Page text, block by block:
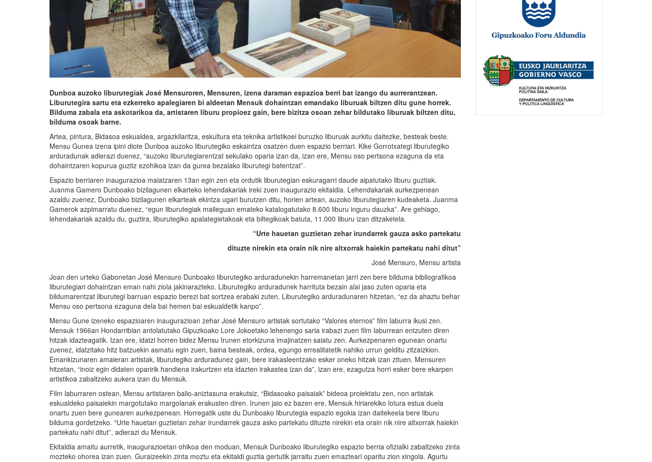
Dunboa auzoko liburutegiak José Mensuroren, Mensuren, izena daraman espazioa berri bat izango du aurrerantzean.
Liburutegira sartu eta ezkerreko apalegiaren bi aldeetan Mensuk dohaintzan emandako liburuak biltzen ditu gune horrek.
Bilduma zabala eta askotarikoa da, artistaren liburu propioez gain, bere bizitza osoan zehar bildutako liburuak biltzen ditu,
bilduma osoak barne.
Artea, pintura, Bidasoa eskualdea, argazkilaritza, eskultura eta teknika artistikoei buruzko liburuak aurkitu daitezke, besteak beste.
Mensu Gunea izena ipini diote Dunboa auzoko liburutegiko eskaintza osatzen duen espazio berriari. Kike Gorrotxategi liburutegiko
arduradunak adierazi duenez, “auzoko liburutegiarentzat sekulako oparia izan da, izan ere, Mensu oso pertsona ezaguna da eta
dohaintzaren kopurua guztiz ezohikoa izan da gurea bezalako liburutegi batentzat”.
Espazio berriaren inaugurazioa maiatzaren 13an egin zen eta ordutik liburutegian eskuragarri daude aipatutako liburu guztiak.
Juanma Gamero Dunboako bizilagunen elkarteko lehendakariak ireki zuen inaugurazio ekitaldia. Lehendakariak aurkezpenean
azaldu zuenez, Dunboako bizilagunen elkarteak ekintza ugari burutzen ditu, horien artean, auzoko liburutegiaren kudeaketa. Juanma
Gamerok azpimarratu duenez, “egun liburutegiak maileguan emateko katalogatutako 8.600 liburu inguru dauzka”. Are gehiago,
lehendakariak azaldu du, guztira, liburutegiko apalategietakoak eta biltegikoak batuta, 11.000 liburu izan ditzaketela.
“Urte hauetan guztietan zehar irundarrek gauza asko partekatu
dituzte nirekin eta orain nik nire altxorrak haiekin partekatu nahi ditut”
José Mensuro, Mensu artista
Joan den urteko Gabonetan José Mensuro Dunboako liburutegiko arduradunekin harremanetan jarri zen bere bilduma bibliografikoa
liburutegiari dohaintzan eman nahi ziola jakinarazteko. Liburutegiko arduradunek harrituta bezain alai jaso zuten oparia eta
bildumarentzat liburutegi barruan espazio berezi bat sortzea erabaki zuten. Liburutegiko arduradunaren hitzetan, “ez da ahaztu behar
Mensu oso pertsona ezaguna dela bai hemen bai eskualdetik kanpo”.
Mensu Gune izeneko espazioaren inaugurazioan zehar José Mensuro artistak sortutako “Valores eternos” film laburra ikusi zen.
Mensuk 1966an Hondarribian antolatutako Gipuzkoako Lore Jokoetako lehenengo saria irabazi zuen film laburrean entzuten diren
hitzak idazteagatik. Izan ere, idatzi horren bidez Mensu Irunen etorkizuna imajinatzen saiatu zen. Aurkezpenaren egunean onartu
zuenez, idatzitako hitz batzuekin asmatu egin zuen, baina besteak, ordea, egungo errealitatetik nahiko urrun gelditu zitzaizkion.
Emankizunaren amaieran artistak, liburutegiko arduradunez gain, bere irakasleentzako esker oneko hitzak izan zituen. Mensuren
hitzetan, “inoiz egin didaten oparirik handiena irakurtzen eta idazten irakastea izan da”, izan ere, ezagutza horri esker bere ekarpen
artistikoa zabaltzeko aukera izan du Mensuk.
Film laburraren ostean, Mensu artistaren balio-aniztasuna erakutsiz, “Bidasoako paisaiak” bideoa proiektatu zen, non artistak
eskualdeko paisaiekin margotutako margolanak erakusten diren. Irunen jaio ez bazen ere, Mensuk hiriarekiko lotura estua duela
onartu zuen bere gunearen aurkezpenean. Horregatik uste du Dunboako liburutegia espazio egokia izan daitekeela bere liburu
bilduma gordetzeko. “Urte hauetan guztietan zehar irundarrek gauza asko partekatu dituzte nirekin eta orain nik nire altxorrak haiekin
partekatu nahi ditut”, adierazi du Mensuk.
Ekitaldia amaitu aurretik, inaugurazioetan ohikoa den moduan, Mensuk Dunboako liburutegiko espazio berria ofizialki zabaltzeko zinta
mozteko ohorea izan zuen. Guraizeekin zinta moztu eta ekitaldi guztia gertutik jarraitu zuen emazteari oparitu zion xingola. Agurtu